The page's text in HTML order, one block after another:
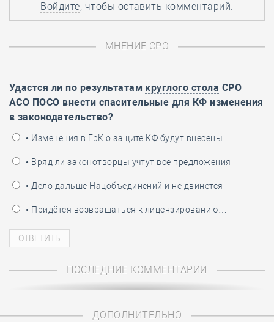
Войдите, чтобы оставить комментарий.
МНЕНИЕ СРО
Удастся ли по результатам круглого стола СРО
АСО ПОСО внести спасительные для КФ изменения
в законодательство?
• Изменения в ГрК о защите КФ будут внесены
• Вряд ли законотворцы учтут все предложения
• Дело дальше Нацобъединений и не двинется
• Придётся возвращаться к лицензированию…
ПОСЛЕДНИЕ КОММЕНТАРИИ
ДОПОЛНИТЕЛЬНО